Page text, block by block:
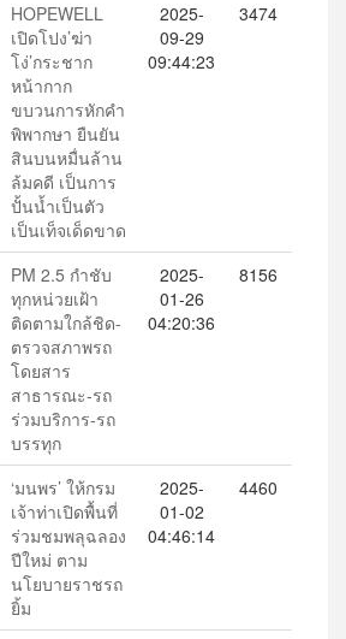
HOPEWELL
เปิดโปง’ฆ่า
โง่’กระชาก
หน้ากาก
ขบวนการหักคำ
พิพากษา ยืนยัน
สินบนหมื่นล้าน
ล้มคดี เป็นการ
ปั้นน้ำเป็นตัว
เป็นเท็จเด็ดขาด
2025-
09-29
09:44:23
3474
PM 2.5 กำชับ
ทุกหน่วยเฝ้า
ติดตามใกล้ชิด-
ตรวจสภาพรถ
โดยสาร
สาธารณะ-รถ
ร่วมบริการ-รถ
บรรทุก
2025-
01-26
04:20:36
8156
‘มนพร’ ให้กรม
เจ้าท่าเปิดพื้นที่
ร่วมชมพลุฉลอง
ปีใหม่ ตาม
นโยบายราชรถ
ยิ้ม
2025-
01-02
04:46:14
4460